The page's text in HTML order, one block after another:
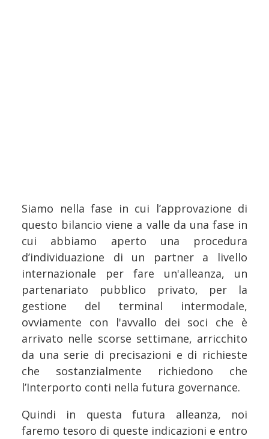
Siamo nella fase in cui l’approvazione di
questo bilancio viene a valle da una fase in
cui abbiamo aperto una procedura
d’individuazione di un partner a livello
internazionale per fare un'alleanza, un
partenariato pubblico privato, per la
gestione del terminal intermodale,
ovviamente con l'avvallo dei soci che è
arrivato nelle scorse settimane, arricchito
da una serie di precisazioni e di richieste
che sostanzialmente richiedono che
l’Interporto conti nella futura governance.
Quindi in questa futura alleanza, noi
faremo tesoro di queste indicazioni e entro